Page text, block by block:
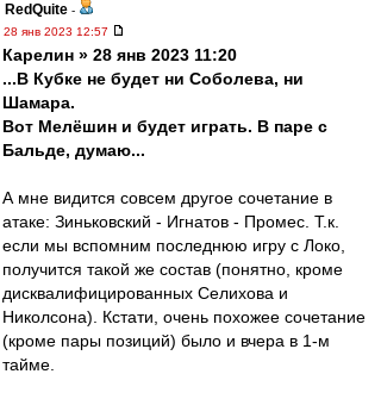
RedQuite -
28 янв 2023 12:57
Карелин » 28 янв 2023 11:20
...В Кубке не будет ни Соболева, ни
Шамара.
Вот Мелёшин и будет играть. В паре с
Бальде, думаю...
А мне видится совсем другое сочетание в
атаке: Зиньковский - Игнатов - Промес. Т.к.
если мы вспомним последнюю игру с Локо,
получится такой же состав (понятно, кроме
дисквалифицированных Селихова и
Николсона). Кстати, очень похожее сочетание
(кроме пары позиций) было и вчера в 1-м
тайме.